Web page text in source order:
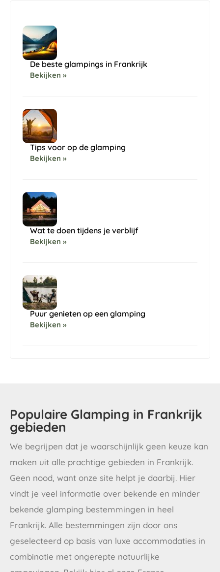
De beste glampings in Frankrijk
Bekijken »
Tips voor op de glamping
Bekijken »
Wat te doen tijdens je verblijf
Bekijken »
Puur genieten op een glamping
Bekijken »
Populaire Glamping in Frankrijk
gebieden
We begrijpen dat je waarschijnlijk geen keuze kan
maken uit alle prachtige gebieden in Frankrijk.
Geen nood, want onze site helpt je daarbij. Hier
vindt je veel informatie over bekende en minder
bekende glamping bestemmingen in heel
Frankrijk. Alle bestemmingen zijn door ons
geselecteerd op basis van luxe accommodaties in
combinatie met ongerepte natuurlijke